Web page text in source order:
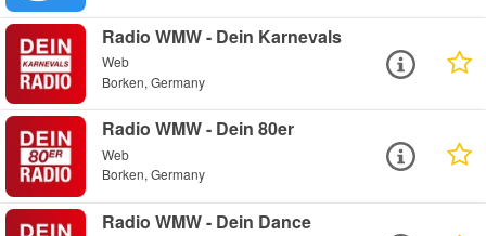
Radio WMW - Dein Karnevals
Web
Borken, Germany
Radio WMW - Dein 80er
Web
Borken, Germany
Radio WMW - Dein Dance